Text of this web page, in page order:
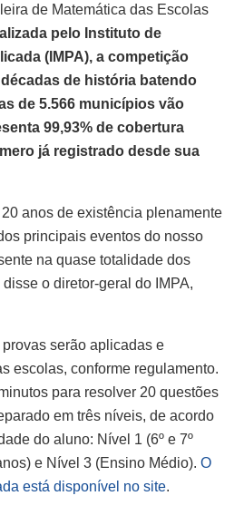
de Matemática das Escolas
pelo Instituto de
(IMPA), a competição
de história batendo
de 5.566 municípios vão
99,93% de cobertura
já registrado desde sua
anos de existência plenamente
principais eventos do nosso
na quase totalidade dos
o diretor-geral do IMPA,
serão aplicadas e
escolas, conforme regulamento.
para resolver 20 questões
em três níveis, de acordo
do aluno: Nível 1 (6º e 7º
e Nível 3 (Ensino Médio). O
está disponível no site.